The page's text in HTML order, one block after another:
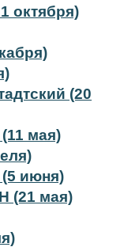
октября)
(20
мая)
июня)
(21 мая)